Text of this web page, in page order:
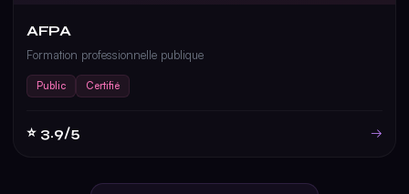
AFPA
Formation professionnelle publique
Public Certifié
⭐ 3.9/5 →